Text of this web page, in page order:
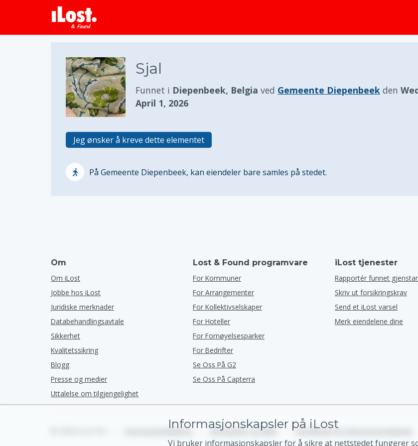
Sjal
Funnet i Diepenbeek, Belgia ved Gemeente Diepenbeek den
April 1, 2026
Jeg ønsker å kreve dette elementet
På Gemeente Diepenbeek, kan eiendeler bare samles på stedet.
Om
Om iLost
Jobbe hos iLost
Juridiske merknader
Databehandlingsavtale
Sikkerhet
Kvalitetssikring
Blogg
Presse og medier
Uttalelse om tilgjengelighet
Lost & Found programvare
For Kommuner
For Arrangementer
For Kollektivselskaper
For Hoteller
For Fornøyelsesparker
For Bedrifter
Se Oss På G2
Se Oss På Capterra
iLost tjenester
Rapportér funnet
Skriv ut forsikringskrav
Send et iLost varsel
Merk eiendelene dine
Personvernerklæring • Betingelser og vilkår • Innstillinger for informasjonskapsler
Informasjonskapsler på iLost
Vi bruker informasjonskapsler for å sikre at nettstedet fungerer